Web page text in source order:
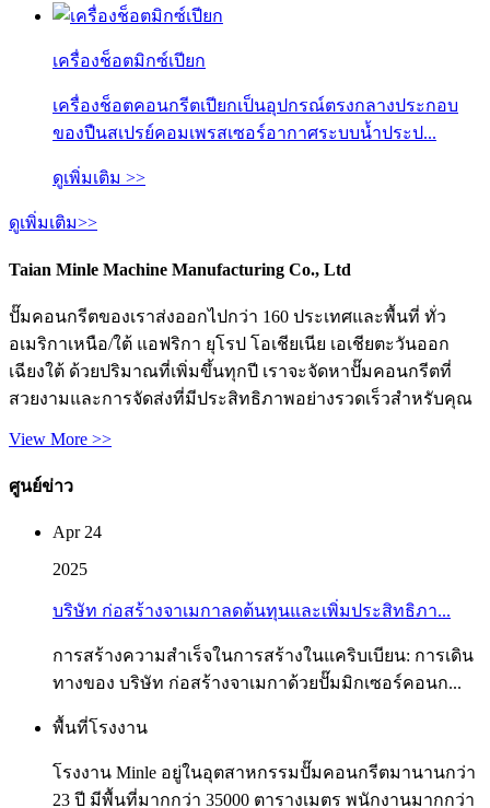
เครื่องช็อตมิกซ์เปียก
เครื่องช็อตคอนกรีตเปียกเป็นอุปกรณ์ตรงกลางประกอบ
ของปืนสเปรย์คอมเพรสเซอร์อากาศระบบน้ำประป...
ดูเพิ่มเติม >>
ดูเพิ่มเติม>>
Taian Minle Machine Manufacturing Co., Ltd
ปั๊มคอนกรีตของเราส่งออกไปกว่า 160 ประเทศและพื้นที่ ทั่ว
อเมริกาเหนือ/ใต้ แอฟริกา ยุโรป โอเชียเนีย เอเชียตะวันออก
เฉียงใต้ ด้วยปริมาณที่เพิ่มขึ้นทุกปี เราจะจัดหาปั๊มคอนกรีตที่
สวยงามและการจัดส่งที่มีประสิทธิภาพอย่างรวดเร็วสำหรับคุณ
View More >>
ศูนย์ข่าว
Apr 24
2025
บริษัท ก่อสร้างจาเมกาลดต้นทุนและเพิ่มประสิทธิภา...
การสร้างความสำเร็จในการสร้างในแคริบเบียน: การเดิน
ทางของ บริษัท ก่อสร้างจาเมกาด้วยปั๊มมิกเซอร์คอนก...
พื้นที่โรงงาน
โรงงาน Minle อยู่ในอุตสาหกรรมปั๊มคอนกรีตมานานกว่า
23 ปี มีพื้นที่มากกว่า 35000 ตารางเมตร พนักงานมากกว่า